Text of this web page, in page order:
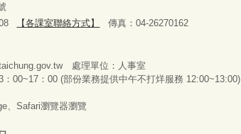
號
【各課室聯絡方式】 傳真：04-26270162
處理單位：人事室
00~17：00 (部份業務提供中午不打烊服務 12:00~13:00)
、Safari瀏覽器瀏覽